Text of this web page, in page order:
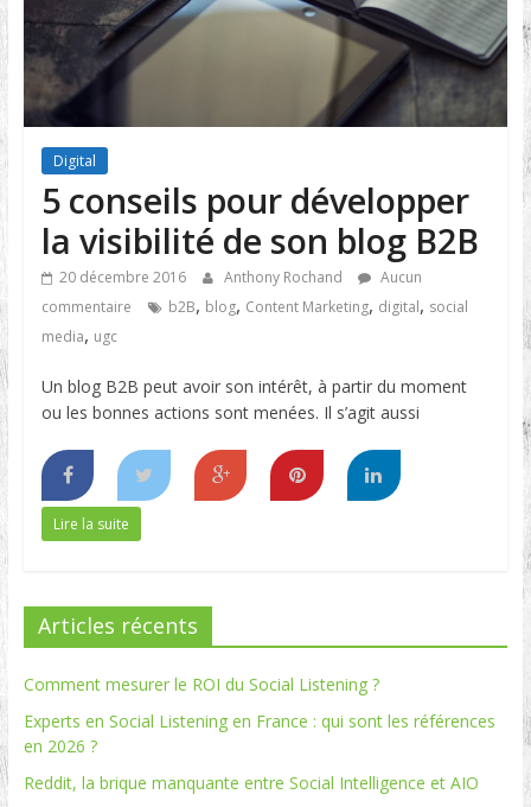
Digital
5 conseils pour développer
la visibilité de son blog B2B
20 décembre 2016 Anthony Rochand
Aucun
commentaire
b2B, blog, Content Marketing, digital, social
media, ugc
Un blog B2B peut avoir son intérêt, à partir du moment
ou les bonnes actions sont menées. Il s’agit aussi
Lire la suite
Articles récents
Comment mesurer le ROI du Social Listening ?
Experts en Social Listening en France : qui sont les références
en 2026 ?
Reddit, la brique manquante entre Social Intelligence et AIO